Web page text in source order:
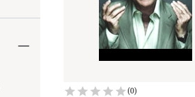
(0)